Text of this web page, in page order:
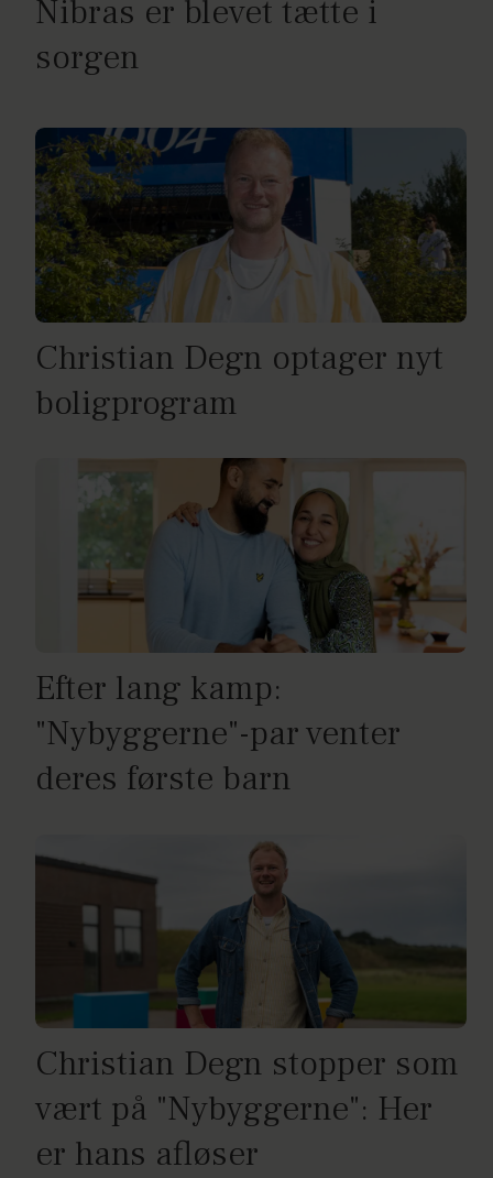
Nibras er blevet tætte i
sorgen
Christian Degn optager nyt
boligprogram
Efter lang kamp:
"Nybyggerne"-par venter
deres første barn
Christian Degn stopper som
vært på "Nybyggerne": Her
er hans afløser